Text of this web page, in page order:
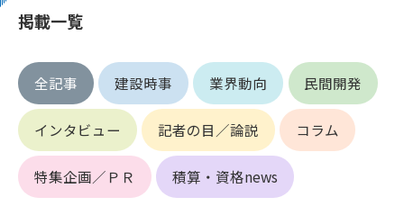
掲載一覧
全記事 建設時事 業界動向 民間開発
インタビュー 記者の目／論説 コラム
特集企画／ＰＲ 積算・資格news
第4条（会員の定義と登録）
1. 管理者は前条により審査の結果、会員申込みをした者が以下
員としての権限を承認しないことがあります。
(1) 会員申し込みをした者が実在しなかった場合
(2) 本規約に違反した場合/li>
(3) 会員申し込みの際、申告事項に虚偽があった場合
(4) 会員申込者が管理者所定の手続き通りに会員申込手続き処
理を行わなかった場合
(5) その他管理者が会員とすることを不適当と判断した場合